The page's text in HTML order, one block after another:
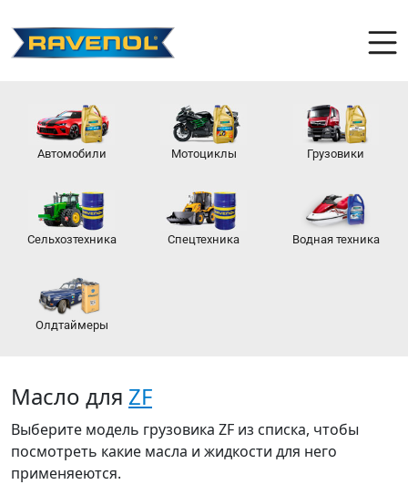
Автомобили Мотоциклы Грузовики
Сельхозтехника Спецтехника Водная техника
Олдтаймеры
Масло для ZF
Выберите модель грузовика ZF из списка, чтобы
посмотреть какие масла и жидкости для него
применяеются.